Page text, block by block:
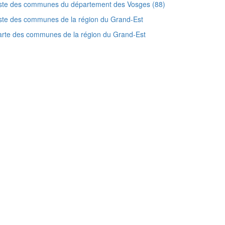
des communes du département des Vosges (88)
des communes de la région du Grand-Est
des communes de la région du Grand-Est